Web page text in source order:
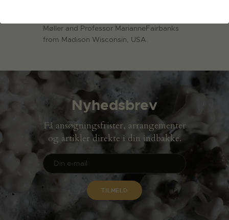
Møller and Professor MarianneFairbanks
from Madison Wisconsin, USA.
Nyhedsbrev
Få ansøgningsfrister, arrangementer
og artikler direkte i din indbakke.